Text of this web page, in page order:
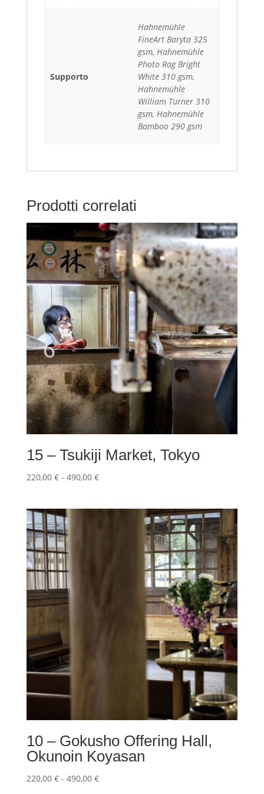
Supporto
Hahnemühle
FineArt Baryta 325
gsm, Hahnemühle
Photo Rag Bright
White 310 gsm,
Hahnemühle
William Turner 310
gsm, Hahnemühle
Bamboo 290 gsm
Prodotti correlati
15 – Tsukiji Market, Tokyo
220,00 € - 490,00 €Fascia
220,00 €
10 – Gokusho Offering Hall,
Okunoin Koyasan
220,00 € - 490,00 €Fascia